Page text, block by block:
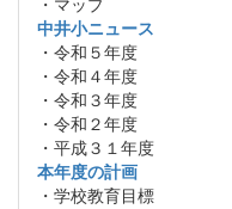
中井小ニュース
・令和５年度
・令和４年度
・令和３年度
・令和２年度
・平成３１年度
本年度の計画
・学校教育目標